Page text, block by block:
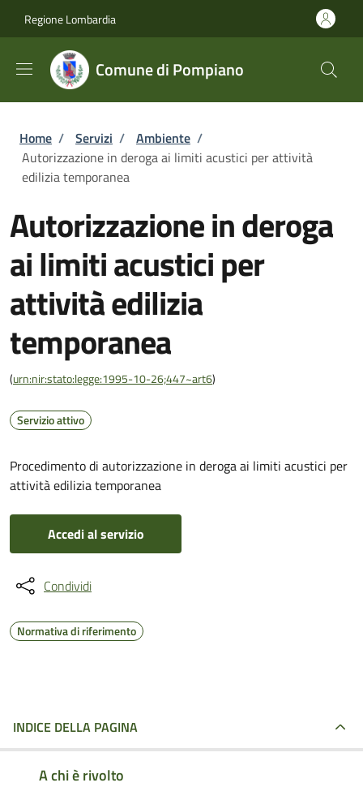
Regione Lombardia
Comune di Pompiano
Briciole di pane
Home / Servizi / Ambiente /
Autorizzazione in deroga ai limiti acustici per attività
edilizia temporanea
Autorizzazione in deroga
ai limiti acustici per
attività edilizia
temporanea
(urn:nir:stato:legge:1995-10-26;447~art6)
Servizio attivo
Procedimento di autorizzazione in deroga ai limiti acustici per
attività edilizia temporanea
Accedi al servizio
Condividi
Normativa di riferimento
INDICE DELLA PAGINA
A chi è rivolto